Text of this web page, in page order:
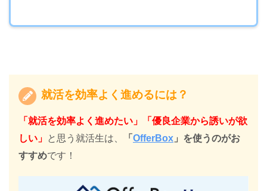
就活を効率よく進めるには？
「就活を効率よく進めたい」「優良企業から誘いが欲
しい」 と思う就活生は、 「 OfferBox 」を使うのがお
すすめです！